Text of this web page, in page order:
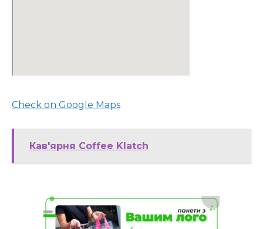
Check on Google Maps
Кав'ярня Coffee Klatch